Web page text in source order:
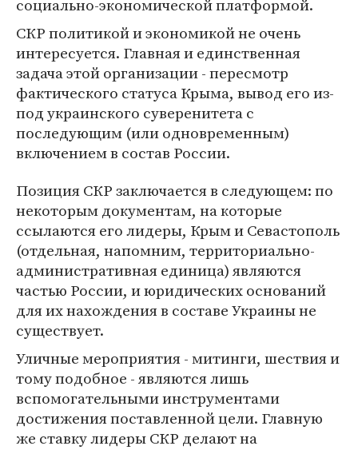
социально-экономической платформой.
СКР политикой и экономикой не очень
интересуется. Главная и единственная
задача этой организации - пересмотр
фактического статуса Крыма, вывод его из-
под украинского суверенитета с
последующим (или одновременным)
включением в состав России.
Позиция СКР заключается в следующем: по
некоторым документам, на которые
ссылаются его лидеры, Крым и Севастополь
(отдельная, напомним, территориально-
административная единица) являются
частью России, и юридических оснований
для их нахождения в составе Украины не
существует.
Уличные мероприятия - митинги, шествия и
тому подобное - являются лишь
вспомогательными инструментами
достижения поставленной цели. Главную
же ставку лидеры СКР делают на